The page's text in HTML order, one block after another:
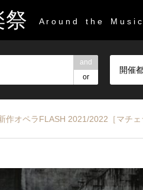
祭 A r o u n d t h e M u s i
and
or
開催
作オペラFLASH 2021/2022［マチ